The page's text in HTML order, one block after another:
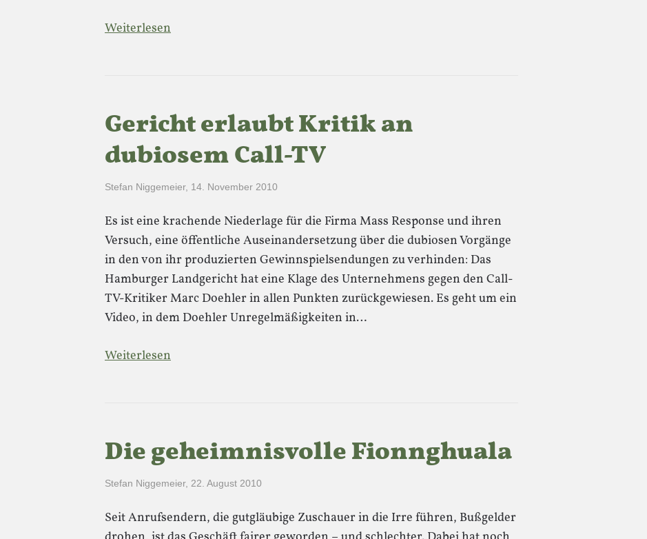
Weiterlesen
Gericht erlaubt Kritik an
dubiosem Call-TV
Stefan Niggemeier, 14. November 2010
Es ist eine krachende Niederlage für die Firma Mass Response und ihren
Versuch, eine öffentliche Auseinandersetzung über die dubiosen Vorgänge
in den von ihr produzierten Gewinnspielsendungen zu verhinden: Das
Hamburger Landgericht hat eine Klage des Unternehmens gegen den Call-
TV-Kritiker Marc Doehler in allen Punkten zurückgewiesen. Es geht um ein
Video, in dem Doehler Unregelmäßigkeiten in…
Weiterlesen
Die geheimnisvolle Fionnghuala
Stefan Niggemeier, 22. August 2010
Seit Anrufsendern, die gutgläubige Zuschauer in die Irre führen, Bußgelder